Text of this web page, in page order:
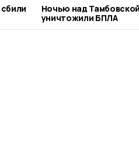
Ночью над
уничтожили БПЛА